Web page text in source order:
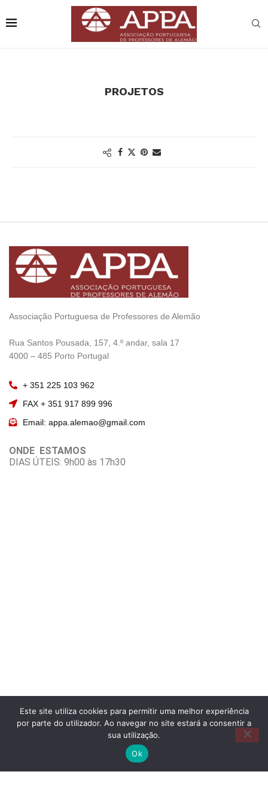
PROJETOS
Associação Portuguesa de Professores de Alemão
Rua Santos Pousada, 157, 4.º andar, sala 17
4000 – 485 Porto Portugal
+ 351 225 103 962
FAX + 351 917 899 996
Email: appa.alemao@gmail.com
ONDE ESTAMOS
DIAS ÚTEIS: 9h00 às 17h30
Este site utiliza cookies para permitir uma melhor experiência
por parte do utilizador. Ao navegar no site estará a consentir a
sua utilização.
Ok